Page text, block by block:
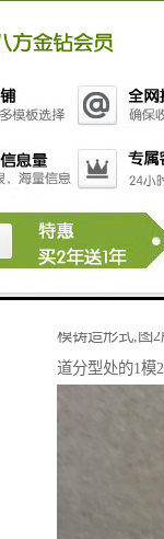
可以将过滤网
浇道与内浇道
放置在直浇道
用,采用将过滤
果也。型内过
处,直浇道设置
上,两者在直浇
间。图1所示是
模铸造形式,图
道分型处的1模